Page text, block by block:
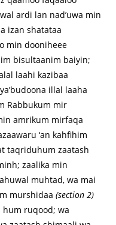
ardi lan nad’uwa min
izan shatataa
min dooniheee
bisultaanim baiyin;
laahi kazibaa
illal laaha
Rabbukum mir
amrikum mirfaqa
‘an kahfihim
taqriduhum zaatash
zaalika min
muhtad, wa mai
murshidaa(section 2)
hum ruqood; wa